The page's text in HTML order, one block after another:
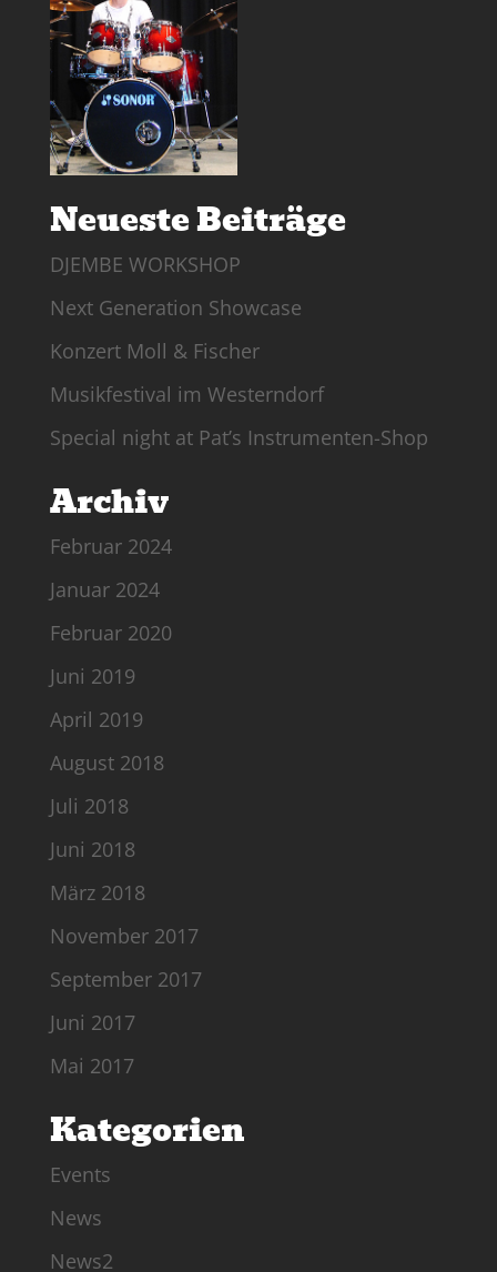
Neueste Beiträge
DJEMBE WORKSHOP
Next Generation Showcase
Konzert Moll & Fischer
Musikfestival im Westerndorf
Special night at Pat’s Instrumenten-Shop
Archiv
Februar 2024
Januar 2024
Februar 2020
Juni 2019
April 2019
August 2018
Juli 2018
Juni 2018
März 2018
November 2017
September 2017
Juni 2017
Mai 2017
Kategorien
Events
News
News2